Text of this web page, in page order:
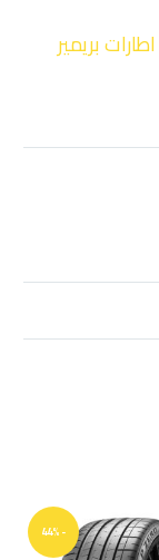
اطارات بريمير
-44%